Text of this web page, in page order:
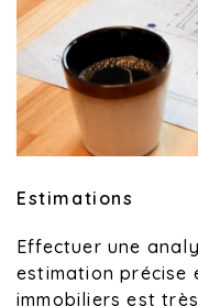
Estimations
Effectuer une
estimation précise
immobiliers est